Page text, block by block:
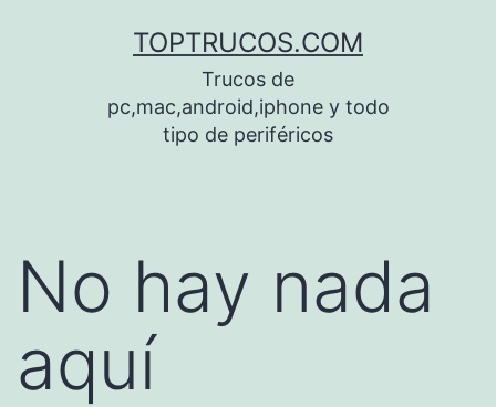
TOPTRUCOS.COM
Trucos de
pc,mac,android,iphone y todo
tipo de periféricos
No hay nada
aquí